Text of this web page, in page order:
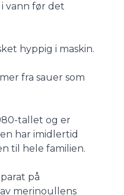
vann før det
hyppig i maskin.
fra sauer som
tallet og er
har imidlertid
til hele familien.
på
merinoullens